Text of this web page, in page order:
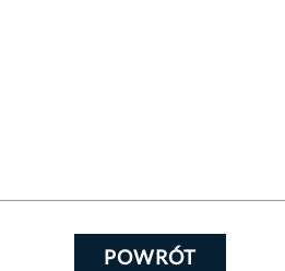
POWRÓT